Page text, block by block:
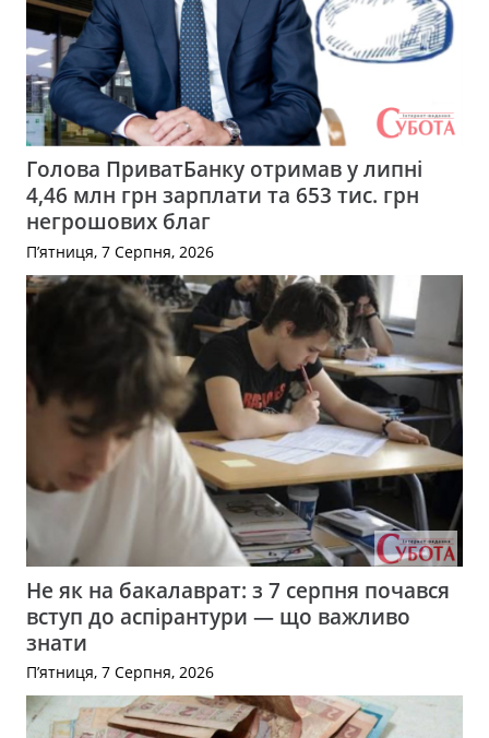
Голова ПриватБанку отримав у липні
4,46 млн грн зарплати та 653 тис. грн
негрошових благ
П’ятниця, 7 Серпня, 2026
Не як на бакалаврат: з 7 серпня почався
вступ до аспірантури — що важливо
знати
П’ятниця, 7 Серпня, 2026